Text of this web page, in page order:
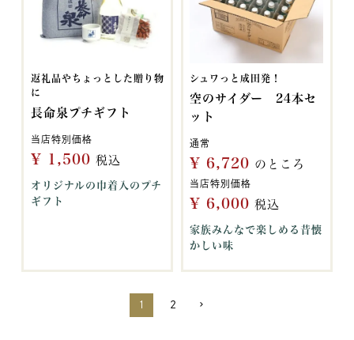
1 2
返礼品やちょっとした贈り物
に
長命泉プチギフト
当店特別価格
¥ 1,500 税込
オリジナルの巾着入のプチ
ギフト
シュワっと成田発！
空のサイダー 24本セ
ット
通常
¥ 6,720 のところ
当店特別価格
¥ 6,000 税込
家族みんなで楽しめる昔懐
かしい味